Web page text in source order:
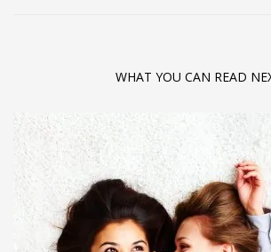
WHAT YOU CAN READ